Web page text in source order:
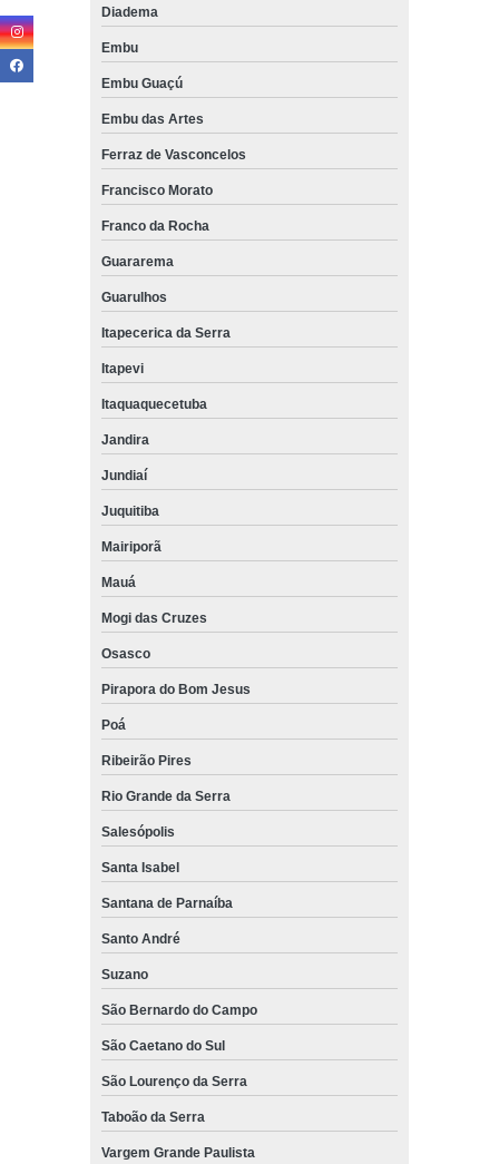
Diadema
Embu
Embu Guaçú
Embu das Artes
Ferraz de Vasconcelos
Francisco Morato
Franco da Rocha
Guararema
Guarulhos
Itapecerica da Serra
Itapevi
Itaquaquecetuba
Jandira
Jundiaí
Juquitiba
Mairiporã
Mauá
Mogi das Cruzes
Osasco
Pirapora do Bom Jesus
Poá
Ribeirão Pires
Rio Grande da Serra
Salesópolis
Santa Isabel
Santana de Parnaíba
Santo André
Suzano
São Bernardo do Campo
São Caetano do Sul
São Lourenço da Serra
Taboão da Serra
Vargem Grande Paulista